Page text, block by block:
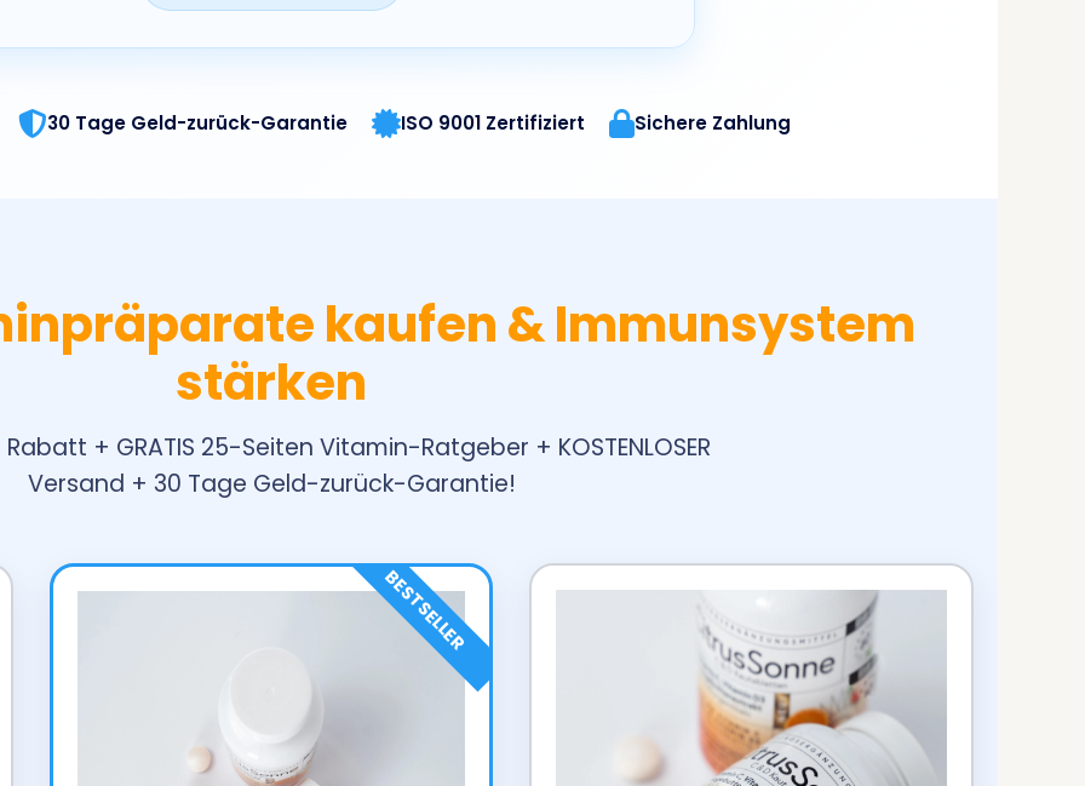
30 Tage Geld-zurück-Garantie ISO 9001 Zertifiziert Sichere Zahlung
kaufen & Immunsystem
stärken
+ GRATIS 25-Seiten Vitamin-Ratgeber + KOSTENLOSER
Versand + 30 Tage Geld-zurück-Garantie!
BESTSELLER